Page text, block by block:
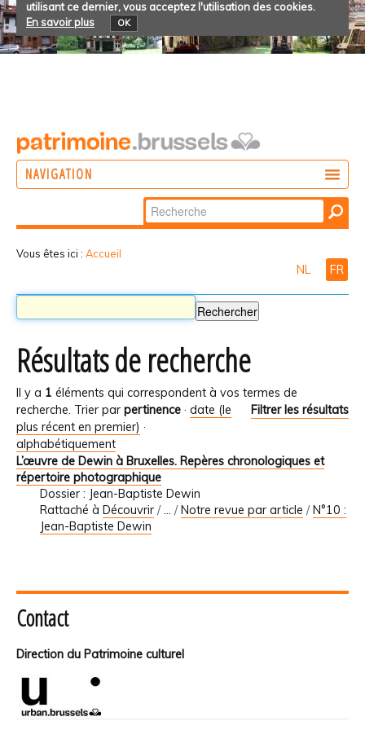
utilisant ce dernier, vous acceptez l'utilisation des cookies.
En savoir plus
OK
NAVIGATION
Chercher par
Recherche
Vous êtes ici : Accueil
NL FR
Résultats de recherche
Il y a 1 éléments qui correspondent à vos termes de
recherche.
Filtrer les résultats
Trier par pertinence · date (le
plus récent en premier) ·
alphabétiquement
L’œuvre de Dewin à Bruxelles. Repères chronologiques et
répertoire photographique
Dossier : Jean-Baptiste Dewin
Rattaché à Découvrir /… /Notre revue par article /N°10 :
Jean-Baptiste Dewin
Contact
Direction du Patrimoine culturel